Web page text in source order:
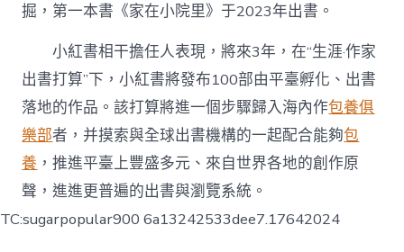
掘，第一本書《家在小院里》于2023年出書。
小紅書相干擔任人表現，將來3年，在“生涯·作家
出書打算”下，小紅書將發布100部由平臺孵化、出書
落地的作品。該打算將進一個步驟歸入海內作包養俱
樂部者，并摸索與全球出書機構的一起配合能夠包
養 ，推進平臺上豐盛多元、來自世界各地的創作原
聲，進進更普遍的出書與瀏覽系統。
TC:sugarpopular900 6a13242533dee7.17642024